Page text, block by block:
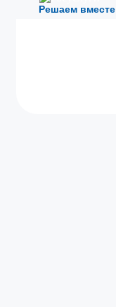
Решаем вместе